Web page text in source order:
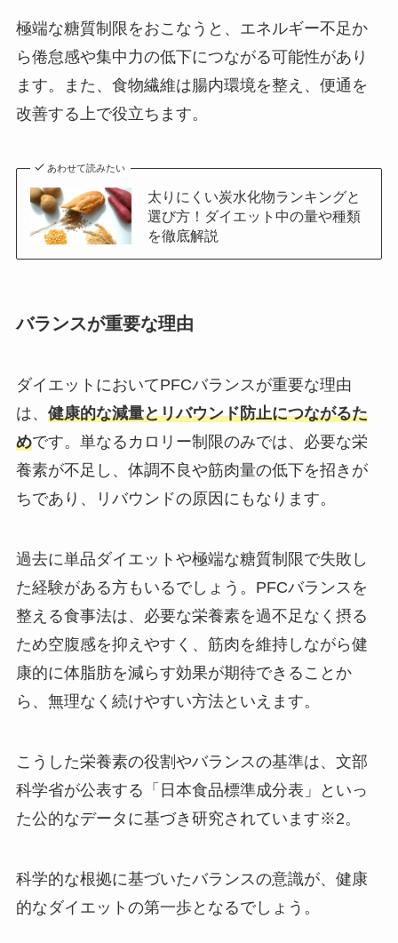
極端な糖質制限をおこなうと、エネルギー不足か
ら倦怠感や集中力の低下につながる可能性があり
ます。また、食物繊維は腸内環境を整え、便通を
改善する上で役立ちます。
あわせて読みたい
太りにくい炭水化物ランキングと
選び方！ダイエット中の量や種類
を徹底解説
バランスが重要な理由
ダイエットにおいてPFCバランスが重要な理由
は、 健康的な減量とリバウンド防止につながるた
めです。単なるカロリー制限のみでは、必要な栄
養素が不足し、体調不良や筋肉量の低下を招きが
ちであり、リバウンドの原因にもなります。
過去に単品ダイエットや極端な糖質制限で失敗し
た経験がある方もいるでしょう。PFCバランスを
整える食事法は、必要な栄養素を過不足なく摂る
ため空腹感を抑えやすく、筋肉を維持しながら健
康的に体脂肪を減らす効果が期待できることか
ら、無理なく続けやすい方法といえます。
こうした栄養素の役割やバランスの基準は、文部
科学省が公表する「日本食品標準成分表」といっ
た公的なデータに基づき研究されています※2。
科学的な根拠に基づいたバランスの意識が、健康
的なダイエットの第一歩となるでしょう。